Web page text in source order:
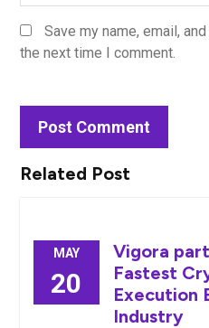
Save my name, email,
the next time I comment.
Related Post
MAY
20
Vigora
Fastest
Execution
Industry